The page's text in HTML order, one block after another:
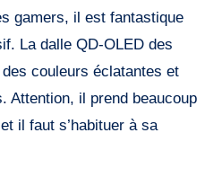
gamers, il est fantastique
La dalle QD-OLED des
couleurs éclatantes et
Attention, il prend beaucoup
il faut s’habituer à sa